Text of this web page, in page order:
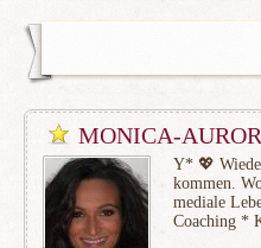
Herzlich
MONICA-
Y* 💖
kommen.
mediale
Coaching *